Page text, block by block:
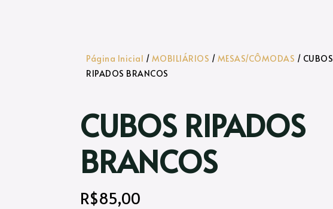
Página Inicial / MOBILIÁRIOS / MESAS/CÔMODAS / CUBOS
RIPADOS BRANCOS
CUBOS RIPADOS
BRANCOS
R$85,00